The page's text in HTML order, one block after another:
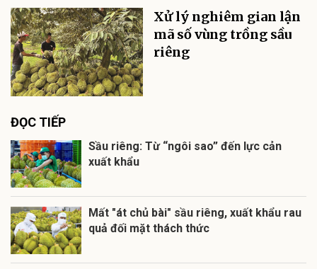
Xử lý nghiêm gian lận
mã số vùng trồng sầu
riêng
ĐỌC TIẾP
Sầu riêng: Từ “ngôi sao” đến lực cản
xuất khẩu
Mất "át chủ bài" sầu riêng, xuất khẩu rau
quả đối mặt thách thức